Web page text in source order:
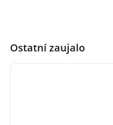
Ostatní zaujalo